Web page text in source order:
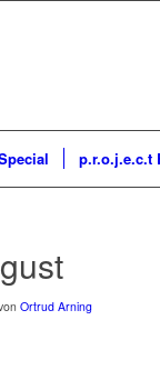
p.r.o.j.e.c.t
Ortrud Arning